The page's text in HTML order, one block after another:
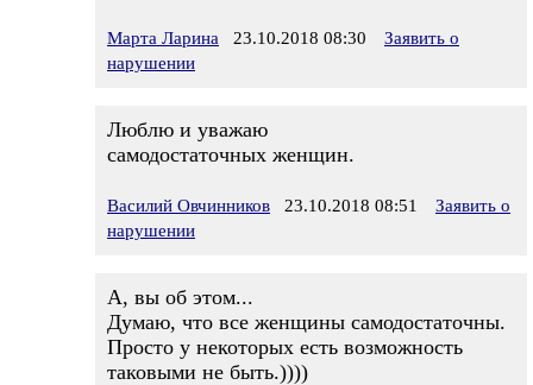
Марта Ларина 23.10.2018 08:30
Заявить о
нарушении
Люблю и уважаю
самодостаточных женщин.
Василий Овчинников 23.10.2018 08:51
Заявить о
нарушении
А, вы об этом...
Думаю, что все женщины самодостаточны.
Просто у некоторых есть возможность
таковыми не быть.))))